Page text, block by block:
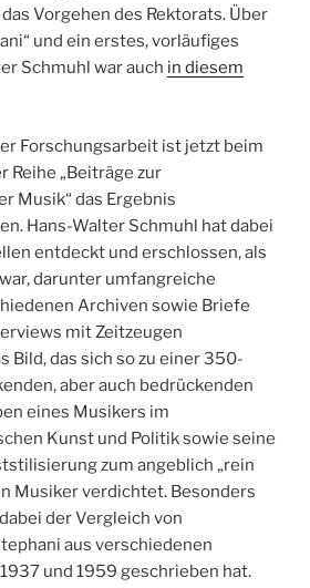
Vorgehen des Rektorats. Über
und ein erstes, vorläufiges
Schmuhl war auch in diesem
Forschungsarbeit ist jetzt beim
Reihe „Beiträge zur
Musik“ das Ergebnis
Hans-Walter Schmuhl hat dabei
entdeckt und erschlossen, als
darunter umfangreiche
Archiven sowie Briefe
mit Zeitzeugen
Bild, das sich so zu einer 350-
aber auch bedrückenden
eines Musikers im
Kunst und Politik sowie seine
zum angeblich „rein
Musiker verdichtet. Besonders
der Vergleich von
aus verschiedenen
und 1959 geschrieben hat.